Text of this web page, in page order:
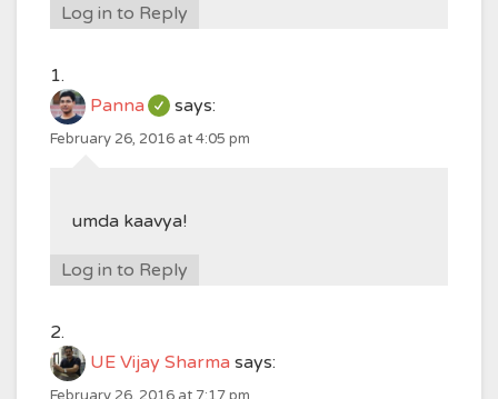
Log in to Reply
Panna says:
February 26, 2016 at 4:05 pm
umda kaavya!
Log in to Reply
UE Vijay Sharma says:
February 26, 2016 at 7:17 pm